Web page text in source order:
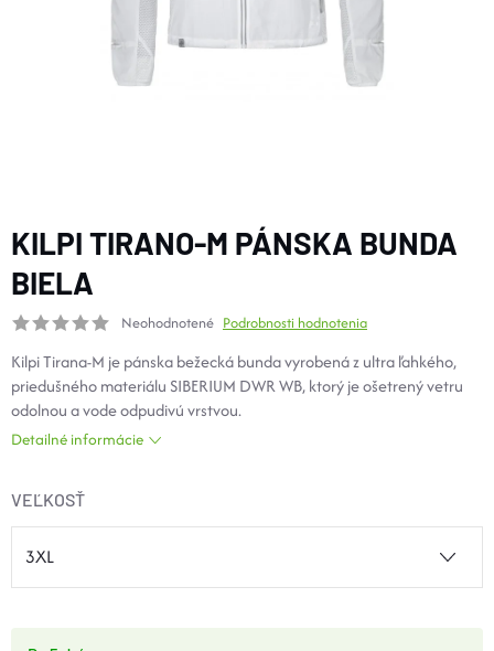
CYKLISTIKA
Obchodné podmienky
Podmienky ochrany osobných údajov
Doprava a platba
Kontakty
Veľkostné tabuľky
Reklamácie
Zľavové kódy
KILPI TIRANO-M PÁNSKA BUNDA
BIELA
Neohodnotené Podrobnosti hodnotenia
Kilpi Tirana-M je pánska bežecká bunda vyrobená z ultra ľahkého,
priedušného materiálu SIBERIUM DWR WB, ktorý je ošetrený vetru
odolnou a vode odpudivú vrstvou.
Detailné informácie
VEĽKOSŤ